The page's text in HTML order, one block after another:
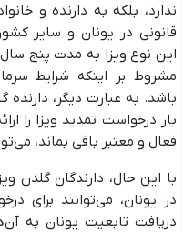
ندارد، بلکه به دارنده و
قانونی در یونان و سایر
این نوع ویزا به مدت پنج
مشروط بر اینکه شرایط
باشد. به عبارت دیگر،
بار درخواست تمدید ویزا را
فعال و معتبر باقی بماند،
با این حال، دارندگان گلدن
در یونان، می‌توانند برای
دریافت تابعیت یونان به